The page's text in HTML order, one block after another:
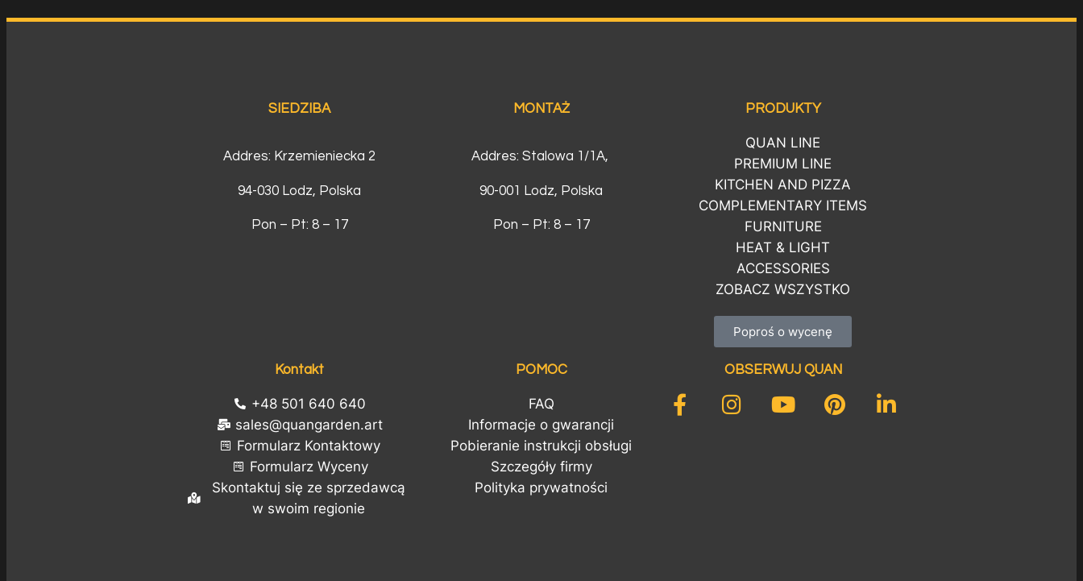
SIEDZIBA
Addres: Krzemieniecka 2
94-030 Lodz, Polska
Pon – Pt: 8 – 17
MONTAŻ
Addres: Stalowa 1/1A,
90-001 Lodz, Polska
Pon – Pt: 8 – 17
PRODUKTY
QUAN LINE
PREMIUM LINE
KITCHEN AND PIZZA
COMPLEMENTARY ITEMS
FURNITURE
HEAT & LIGHT
ACCESSORIES
ZOBACZ WSZYSTKO
Poproś o wycenę
Kontakt
+48 501 640 640
sales@quangarden.art
Formularz Kontaktowy
Formularz Wyceny
Skontaktuj się ze sprzedawcą
w swoim regionie
POMOC
FAQ
Informacje o gwarancji
Pobieranie instrukcji obsługi
Szczegóły firmy
Polityka prywatności
OBSERWUJ QUAN